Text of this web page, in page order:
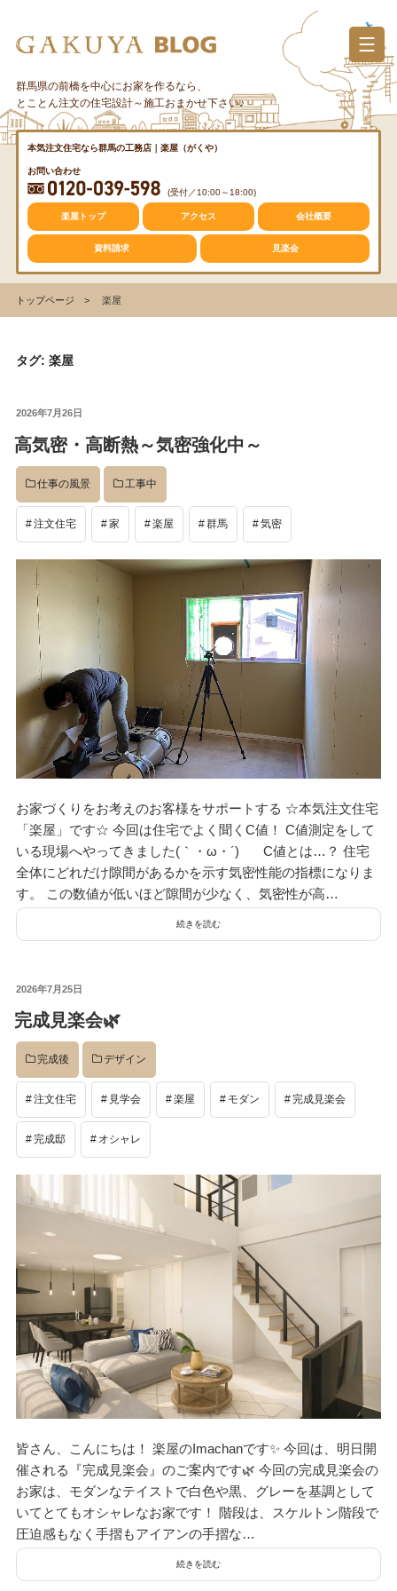
へ
ス
群馬県の前橋を中心にお家を作るなら、
とことん注文の住宅設計～施工おまかせ下さい♪
本気注文住宅なら群馬の工務店｜楽屋（がくや）
お問い合わせ
(受付／10:00～18:00)
楽屋トップ アクセス 会社概要
資料請求 見楽会
トップページ 楽屋
タグ: 楽屋
投
日:
2026年7月26日
高気密・高断熱～気密強化中～
仕事の風景 工事中
注文住宅 家 楽屋 群馬 気密
お家づくりをお考えのお客様をサポートする ☆本気注文住宅
「楽屋」です☆ 今回は住宅でよく聞くC値！ C値測定をして
いる現場へやってきました(｀・ω・´)ゞ C値とは…？ 住宅
全体にどれだけ隙間があるかを示す気密性能の指標になりま
す。 この数値が低いほど隙間が少なく、気密性が高…
続きを読む
投
日:
2026年7月25日
完成見楽会🌿
完成後 デザイン
注文住宅 見学会 楽屋 モダン 完成見楽会
完成邸 オシャレ
皆さん、こんにちは！ 楽屋のImachanです✨ 今回は、明日開
催される『完成見楽会』のご案内です🌿 今回の完成見楽会の
お家は、モダンなテイストで白色や黒、グレーを基調として
いてとてもオシャレなお家です！ 階段は、スケルトン階段で
圧迫感もなく手摺もアイアンの手摺な…
続きを読む
カテゴリー
質問・疑問
トレンド
収納
仕事の風景
イベント
完成後
社長のコラム
店舗
デザイン
設計グループ
新商品
ホームページ
未分類